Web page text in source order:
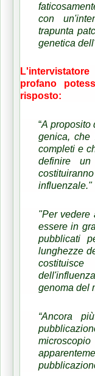
con
trapunta
genetica
profano
risposto:
“A proposito
genica, che
completi e
definire
influenzale."
"Per vedere
essere in
pubblicati
lunghezze
genoma del
“Ancora